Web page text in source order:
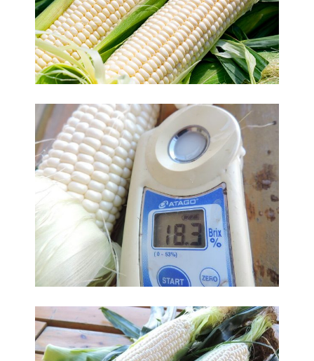
期待したとおりでした
テレビで白いとうもろこしのニュースを見て一度食べてみ
たくて、北海道に7月上旬に旅行しました。富良野の農園に
ンターネットで検さくしたらそちらの農園がヒットしまし
た。ためし […]